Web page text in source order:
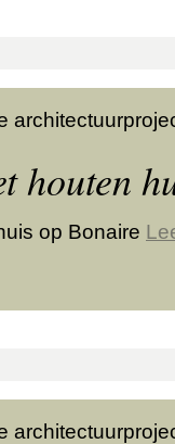
houten
op Bonaire